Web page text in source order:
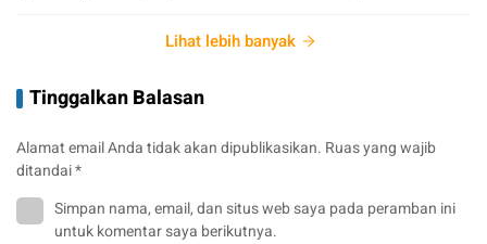
Lihat lebih banyak
Tinggalkan Balasan
Alamat email Anda tidak akan dipublikasikan. Ruas yang wajib
ditandai*
Simpan nama, email, dan situs web saya pada peramban ini
untuk komentar saya berikutnya.